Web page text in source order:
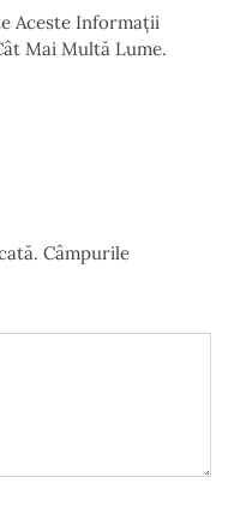
Aceste Informații
Mai Multă Lume.
Câmpurile